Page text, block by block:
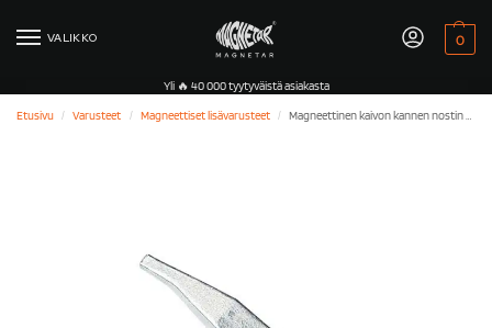
VALIKKO 0
Yli 🔥 40 000 tyytyväistä asiakasta
Etusivu
/ Varusteet / Magneettiset lisävarusteet / Magneettinen kaivon kannen nostin vasaralla